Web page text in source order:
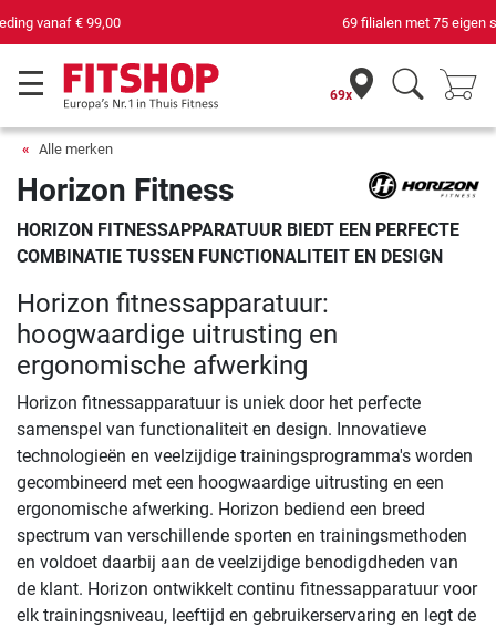
69 filialen met 75 eigen servicemonteurs
69x
Alle merken
Horizon Fitness
HORIZON FITNESSAPPARATUUR BIEDT EEN PERFECTE
COMBINATIE TUSSEN FUNCTIONALITEIT EN DESIGN
Horizon fitnessapparatuur:
hoogwaardige uitrusting en
ergonomische afwerking
Horizon fitnessapparatuur is uniek door het perfecte
samenspel van functionaliteit en design. Innovatieve
technologieën en veelzijdige trainingsprogramma's worden
gecombineerd met een hoogwaardige uitrusting en een
ergonomische afwerking. Horizon bediend een breed
spectrum van verschillende sporten en trainingsmethoden
en voldoet daarbij aan de veelzijdige benodigdheden van
de klant. Horizon ontwikkelt continu fitnessapparatuur voor
elk trainingsniveau, leeftijd en gebruikerservaring en legt de